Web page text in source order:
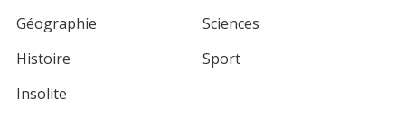
Géographie
Histoire
Insolite
Sciences
Sport